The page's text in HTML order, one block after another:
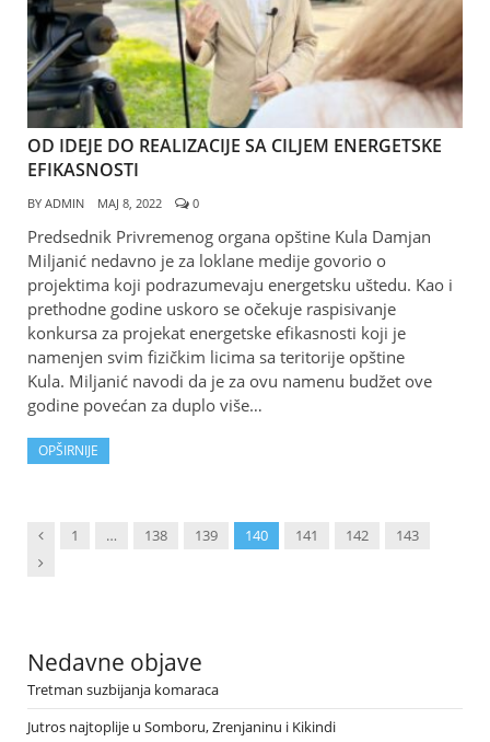
OD IDEJE DO REALIZACIJE SA CILJEM ENERGETSKE
EFIKASNOSTI
BY ADMIN МАЈ 8, 2022 0
Predsednik Privremenog organa opštine Kula Damjan
Miljanić nedavno je za loklane medije govorio o
projektima koji podrazumevaju energetsku uštedu. Kao i
prethodne godine uskoro se očekuje raspisivanje
konkursa za projekat energetske efikasnosti koji je
namenjen svim fizičkim licima sa teritorije opštine
Kula. Miljanić navodi da je za ovu namenu budžet ove
godine povećan za duplo više…
OPŠIRNIJE
Previous
1 … 138 139 140 141 142
143
Next
Nedavne objave
Tretman suzbijanja komaraca
Jutros najtoplije u Somboru, Zrenjaninu i Kikindi